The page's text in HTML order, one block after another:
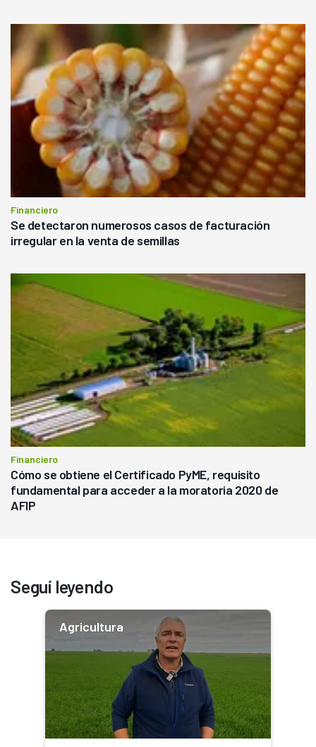
Financiero
Se detectaron numerosos casos de facturación
irregular en la venta de semillas
Financiero
Cómo se obtiene el Certificado PyME, requisito
fundamental para acceder a la moratoria 2020 de
AFIP
Seguí leyendo
Agricultura